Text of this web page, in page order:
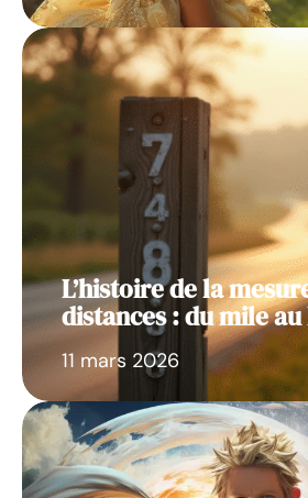
L’histoire de la
distances : du mile
11 mars 2026